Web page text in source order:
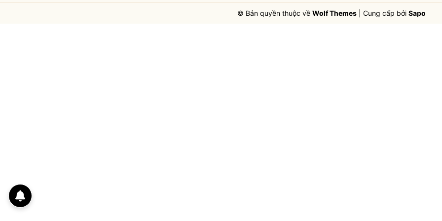
© Bản quyền thuộc về Wolf Themes Cung cấp bởi Sapo